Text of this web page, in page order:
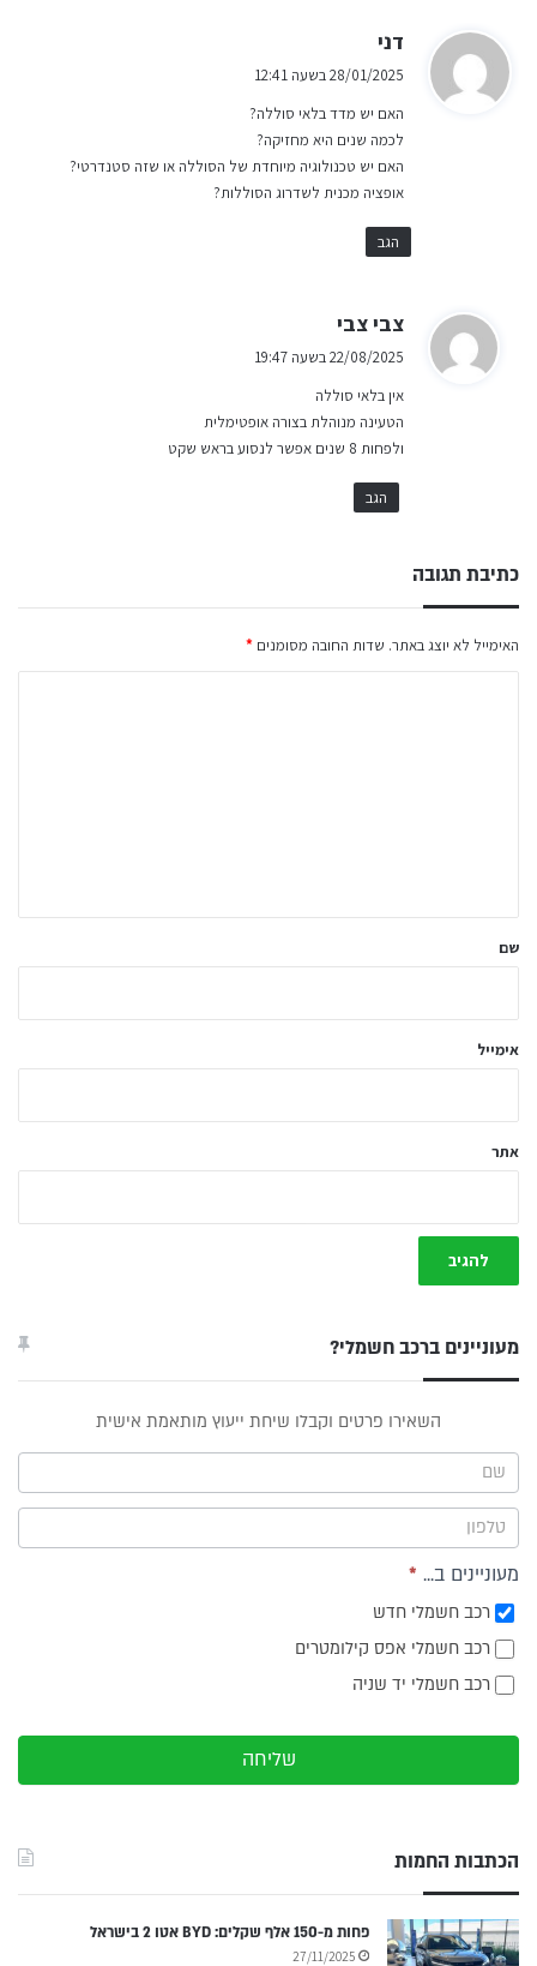
דני
ג
ב
:
28/01/2025 בשעה 12:41
האם יש מדד בלאי סוללה?
לכמה שנים היא מחזיקה?
האם יש טכנולוגיה מיוחדת של הסוללה או שזה סטנדרטי?
אופציה מכנית לשדרוג הסוללות?
הגב
צבי צבי
ב
:
22/08/2025 בשעה 19:47
אין בלאי סוללה
הטעינה מנוהלת בצורה אופטימלית
ולפחות 8 שנים אפשר לנסוע בראש שקט
הגב
כתיבת תגובה
האימייל לא יוצג באתר. שדות החובה מסומנים *
ל
שם
אימייל
אתר
מעוניינים ברכב חשמלי?
תפריט
צד
השאירו פרטים וקבלו שיחת ייעוץ מותאמת אישית
מעוניינים ב... *
רכב חשמלי חדש
רכב חשמלי אפס קילומטרים
רכב חשמלי יד שניה
שליחה
הכתבות החמות
פחות מ-150 אלף שקלים: BYD אטו 2 בישראל
27/11/2025